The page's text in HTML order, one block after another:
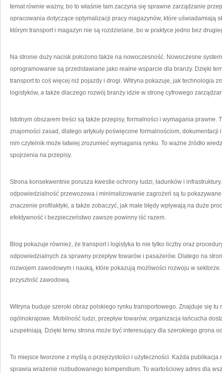
temat równie ważny, bo to właśnie tam zaczyna się sprawne zarządzanie
opracowania dotyczące optymalizacji pracy magazynów, które uświadamiają
którym transport i magazyn nie są rozdzielane, bo w praktyce jedno bez
Na stronie duży nacisk położono także na nowoczesność. Nowoczesne
oprogramowanie są przedstawiane jako realne wsparcie dla branży. Dzięki
transport to coś więcej niż pojazdy i drogi. Witryna pokazuje, jak technologia
logistyków, a także dlaczego rozwój branży idzie w stronę cyfrowego
Istotnym obszarem treści są także przepisy, formalności i wymagania
znajomości zasad, dlatego artykuły poświęcone formalnościom,
nim czytelnik może łatwiej zrozumieć wymagania rynku. To ważne źródło
spojrzenia na przepisy.
Strona konsekwentnie porusza kwestie ochrony ludzi, ładunków i
odpowiedzialność przewozowa i minimalizowanie zagrożeń są tu
znaczenie profilaktyki, a także zobaczyć, jak małe błędy wpływają na duże
efektywność i bezpieczeństwo zawsze powinny iść razem.
Blog pokazuje również, że transport i logistyka to nie tylko liczby oraz
odpowiedzialnych za sprawny przepływ towarów i pasażerów. Dlatego na
rozwojem zawodowym i nauką, które pokazują możliwości rozwoju w
przyszłość zawodową.
Witryna buduje szeroki obraz polskiego rynku transportowego. Znajduje się
ogólnokrajowe. Mobilność ludzi, przepływ towarów, organizacja łańcucha
uzupełniają. Dzięki temu strona może być interesujący dla szerokiego grona
To miejsce tworzone z myślą o przejrzystości i użyteczności. Każda publikacja
sprawia wrażenie rozbudowanego kompendium. To wartościowy adres dla